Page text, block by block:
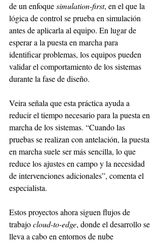
de un enfoque simulation-first, en el que la
lógica de control se prueba en simulación
antes de aplicarla al equipo. En lugar de
esperar a la puesta en marcha para
identificar problemas, los equipos pueden
validar el comportamiento de los sistemas
durante la fase de diseño.
Veira señala que esta práctica ayuda a
reducir el tiempo necesario para la puesta en
marcha de los sistemas. “Cuando las
pruebas se realizan con antelación, la puesta
en marcha suele ser más sencilla, lo que
reduce los ajustes en campo y la necesidad
de intervenciones adicionales”, comenta el
especialista.
Estos proyectos ahora siguen flujos de
trabajo cloud-to-edge, donde el desarrollo se
lleva a cabo en entornos de nube